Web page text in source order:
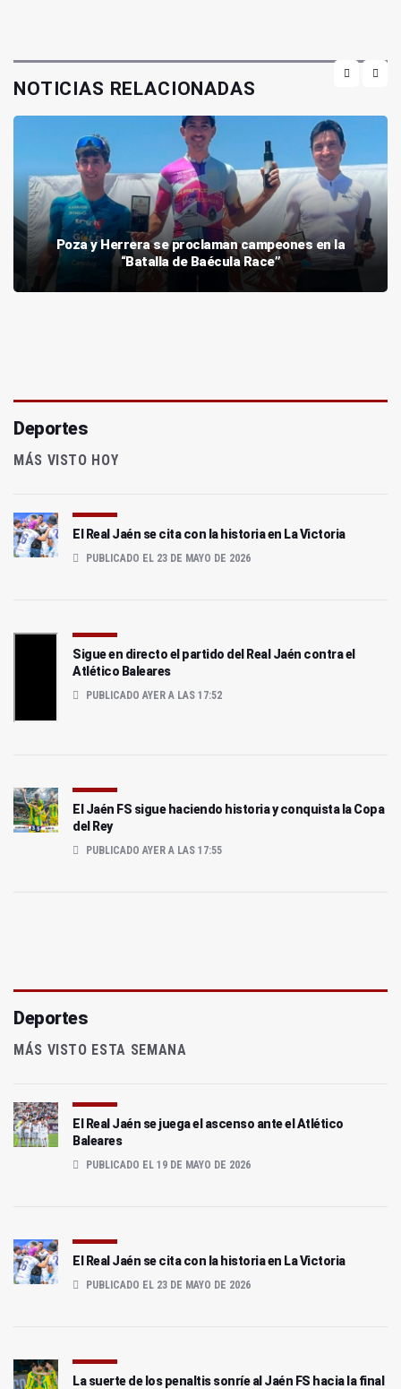
NOTICIAS RELACIONADAS
Poza y Herrera se proclaman campeones en la
“Batalla de Baécula Race”
Deportes
MÁS VISTO HOY
El Real Jaén se cita con la historia en La Victoria
PUBLICADO EL 23 DE MAYO DE 2026
Sigue en directo el partido del Real Jaén contra el
Atlético Baleares
PUBLICADO AYER A LAS 17:52
El Jaén FS sigue haciendo historia y conquista la Copa
del Rey
PUBLICADO AYER A LAS 17:55
Deportes
MÁS VISTO ESTA SEMANA
El Real Jaén se juega el ascenso ante el Atlético
Baleares
PUBLICADO EL 19 DE MAYO DE 2026
El Real Jaén se cita con la historia en La Victoria
PUBLICADO EL 23 DE MAYO DE 2026
La suerte de los penaltis sonríe al Jaén FS hacia la final